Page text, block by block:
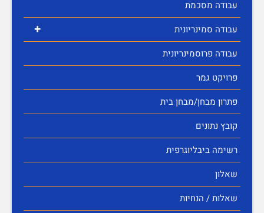
עבודה מסכמת
+
עבודה סמינריונית
עבודה פרוסמינריונית
פרויקט גמר
פתרון מבחן/מבחן בית
קובץ נתונים
רשימה ביבליוגרפית
שאלון
שאלות / הנחיות